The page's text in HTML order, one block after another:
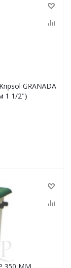
GRANADA
1 1/2")